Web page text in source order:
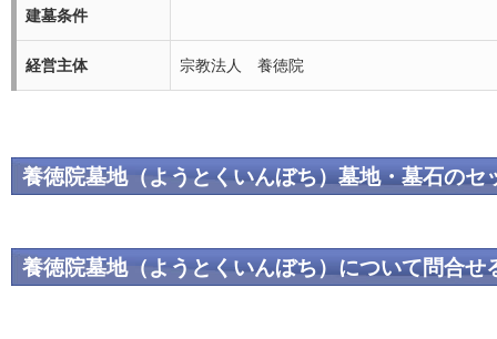
建墓条件
経営主体 宗教法人 養徳院
養徳院墓地（ようとくいんぼち）墓地・墓石のセ
養徳院墓地（ようとくいんぼち）について問合せ